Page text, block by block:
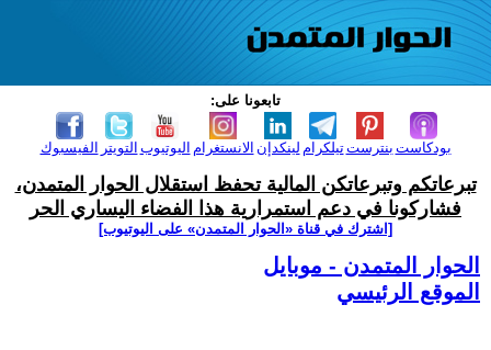
تابعونا على:
الفيسبوك التويتر اليوتيوب الانستغرام لينكدإن تيلكرامبنترست بودكاست
تبرعاتكم وتبرعاتكن المالية تحفظ استقلال الحوار المتمدن،
فشاركونا في دعم استمرارية هذا الفضاء اليساري الحر
[اشترك في قناة ‫«الحوار المتمدن» على اليوتيوب]
الحوار المتمدن - موبايل
الموقع الرئيسي